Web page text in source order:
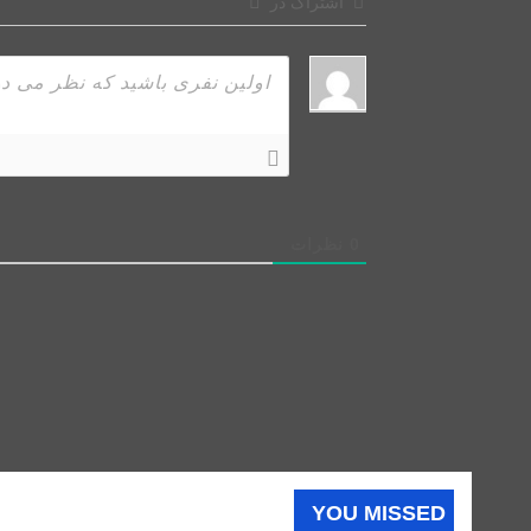
YOU MISSED